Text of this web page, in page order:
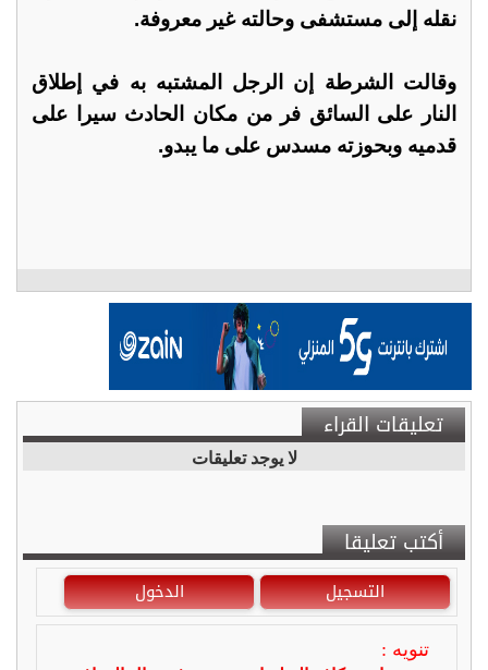
نقله إلى مستشفى وحالته غير معروفة.
وقالت الشرطة إن الرجل المشتبه به في إطلاق
النار على السائق فر من مكان الحادث سيرا على
قدميه وبحوزته مسدس على ما يبدو.
تعليقات القراء
لا يوجد تعليقات
أكتب تعليقا
التسجيل الدخول
تنويه :